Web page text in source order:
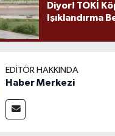
Diyor! TOKİ
Işıklandırma
EDITÖR HAKKINDA
Haber Merkezi